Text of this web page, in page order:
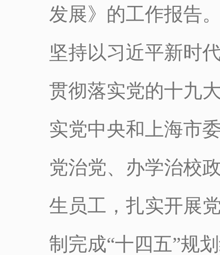
发展》的工作报告
坚持以习近平新时
贯彻落实党的十九
实党中央和上海市
党治党、办学治校
生员工，扎实开展
制完成“十四五”规